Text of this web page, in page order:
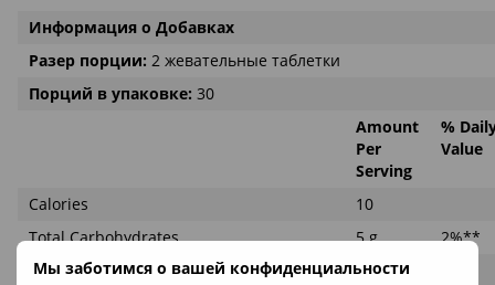
Мы заботимся о вашей конфиденциальности
Информация о Добавках
Разер порции: 2 жевательные таблетки
Порций в упаковке: 30
Amount
Per
Serving
%
Value
Calories
10
Total Carbohydrates
5 g
2%**
Sugars
0 g